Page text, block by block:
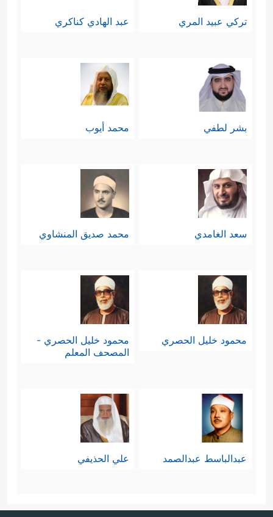
تركي عبيد المري عبد الهادي كناكري
بشر لطفي محمد أيوب
سعد الغامدي محمد صديق المنشاوي
محمود خليل الحصري
محمود خليل الحصري -
المصحف المعلم
عبدالباسط عبدالصمد علي الحذيفي